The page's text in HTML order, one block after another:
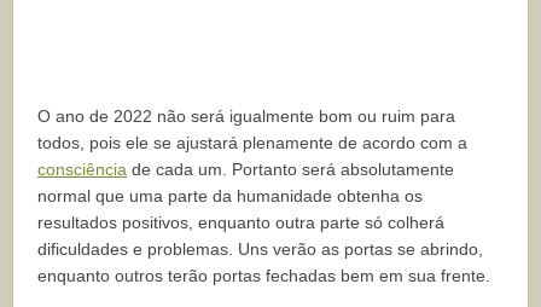
O ano de 2022 não será igualmente bom ou ruim para
todos, pois ele se ajustará plenamente de acordo com a
consciência de cada um. Portanto será absolutamente
normal que uma parte da humanidade obtenha os
resultados positivos, enquanto outra parte só colherá
dificuldades e problemas. Uns verão as portas se abrindo,
enquanto outros terão portas fechadas bem em sua frente.